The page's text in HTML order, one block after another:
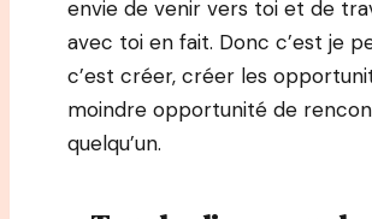
envie de venir vers toi et de
avec toi en fait. Donc c’est je
c’est créer, créer les
moindre opportunité de
quelqu’un.